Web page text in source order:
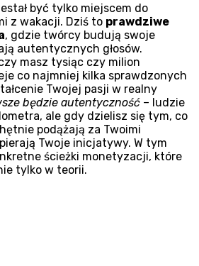
być tylko miejscem do
z wakacji. Dziś to prawdziwe
, gdzie twórcy budują swoje
autentycznych głosów.
masz tysiąc czy milion
co najmniej kilka sprawdzonych
Twojej pasji w realny
będzie autentyczność – ludzie
ale gdy dzielisz się tym, co
podążają za Twoimi
Twoje inicjatywy. W tym
ścieżki monetyzacji, które
tylko w teorii.